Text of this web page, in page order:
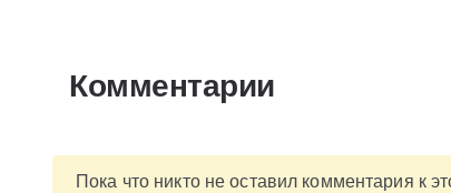
Комментарии
Пока что никто не оставил комментария к